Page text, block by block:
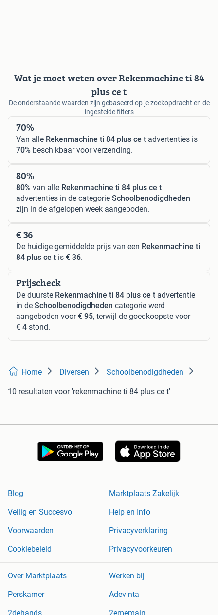
Wat je moet weten over Rekenmachine ti 84
plus ce t
De onderstaande waarden zijn gebaseerd op je zoekopdracht en de
ingestelde filters
70%
Van alle Rekenmachine ti 84 plus ce t advertenties is
70% beschikbaar voor verzending.
80%
80% van alle Rekenmachine ti 84 plus ce t
advertenties in de categorie Schoolbenodigdheden
zijn in de afgelopen week aangeboden.
€ 36
De huidige gemiddelde prijs van een Rekenmachine ti
84 plus ce t is € 36.
Prijscheck
De duurste Rekenmachine ti 84 plus ce t advertentie
in de Schoolbenodigdheden categorie werd
aangeboden voor€ 95, terwijl de goedkoopste voor
€ 4 stond.
Home Diversen Schoolbenodigdheden
10 resultaten voor 'rekenmachine ti 84 plus ce t'
Blog
Marktplaats Zakelijk
Veilig en Succesvol
Help en Info
Voorwaarden
Privacyverklaring
Cookiebeleid
Privacyvoorkeuren
Over Marktplaats
Werken bij
Perskamer
Adevinta
2dehands
2ememain